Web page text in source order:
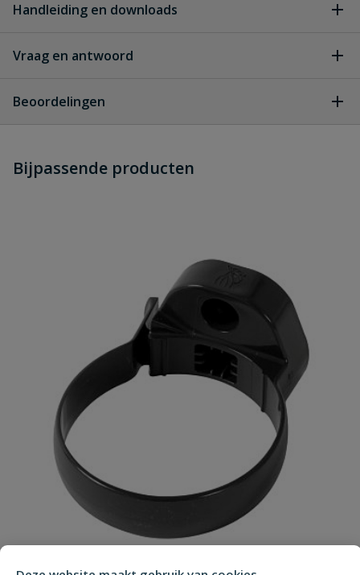
Handleiding en downloads
Nicoll Connecto Lijnafwatering
_Connecto_Lijnafwatering_-_23-03-
191_Low_Resolution_.pdf
Vraag en antwoord
dit product?
Beoordelingen
Schrijf zelf een beoordeling
Samenvatting
Beoordeling
Bijpassende producten